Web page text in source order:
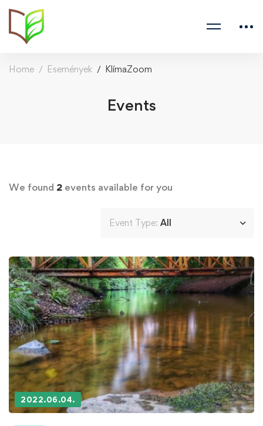
Home Események KlímaZoom
Events
We found 2 events available for you
Event Type: All
2022.06.04.